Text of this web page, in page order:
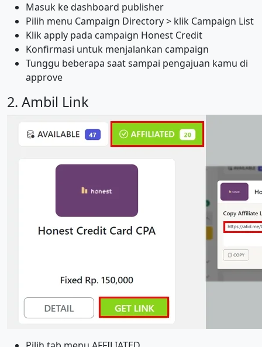
Masuk ke dashboard publisher
Pilih menu Campaign Directory > klik Campaign List
Klik apply pada campaign Honest Credit
Konfirmasi untuk menjalankan campaign
Tunggu beberapa saat sampai pengajuan kamu di
approve
2. Ambil Link